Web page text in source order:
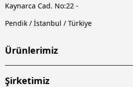
Kaynarca Cad. No:22 -
Pendik / İstanbul / Türkiye
Ürünlerimiz
Şirketimiz